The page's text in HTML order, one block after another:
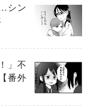
シン
」不
番外